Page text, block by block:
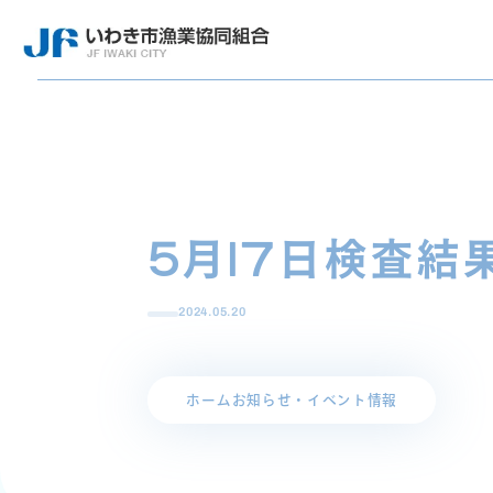
5月17日検査結
2024.05.20
ホーム お知らせ・イベント情報